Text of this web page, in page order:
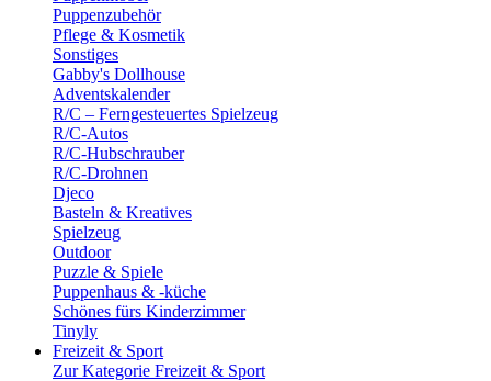
Puppenzubehör
Pflege & Kosmetik
Sonstiges
Gabby's Dollhouse
Adventskalender
R/C – Ferngesteuertes Spielzeug
R/C-Autos
R/C-Hubschrauber
R/C-Drohnen
Djeco
Basteln & Kreatives
Spielzeug
Outdoor
Puzzle & Spiele
Puppenhaus & -küche
Schönes fürs Kinderzimmer
Tinyly
Freizeit & Sport
Zur Kategorie Freizeit & Sport